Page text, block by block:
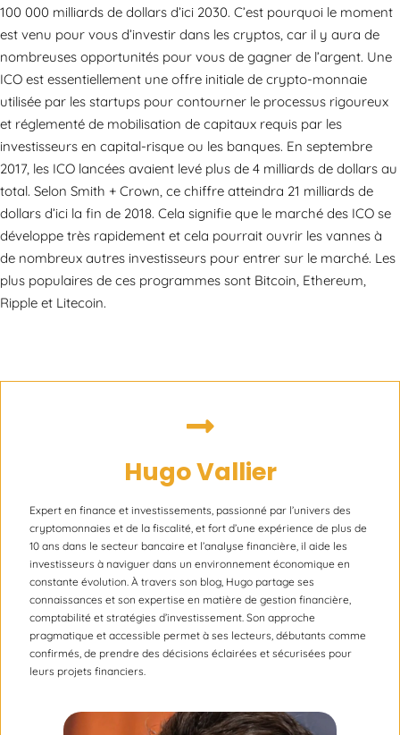
100 000 milliards de dollars d’ici 2030. C’est pourquoi le moment
est venu pour vous d’investir dans les cryptos, car il y aura de
nombreuses opportunités pour vous de gagner de l’argent. Une
ICO est essentiellement une offre initiale de crypto-monnaie
utilisée par les startups pour contourner le processus rigoureux
et réglementé de mobilisation de capitaux requis par les
investisseurs en capital-risque ou les banques. En septembre
2017, les ICO lancées avaient levé plus de 4 milliards de dollars au
total. Selon Smith + Crown, ce chiffre atteindra 21 milliards de
dollars d’ici la fin de 2018. Cela signifie que le marché des ICO se
développe très rapidement et cela pourrait ouvrir les vannes à
de nombreux autres investisseurs pour entrer sur le marché. Les
plus populaires de ces programmes sont Bitcoin, Ethereum,
Ripple et Litecoin.
Hugo Vallier
Expert en finance et investissements, passionné par l’univers des
cryptomonnaies et de la fiscalité, et fort d’une expérience de plus de
10 ans dans le secteur bancaire et l’analyse financière, il aide les
investisseurs à naviguer dans un environnement économique en
constante évolution. À travers son blog, Hugo partage ses
connaissances et son expertise en matière de gestion financière,
comptabilité et stratégies d’investissement. Son approche
pragmatique et accessible permet à ses lecteurs, débutants comme
confirmés, de prendre des décisions éclairées et sécurisées pour
leurs projets financiers.